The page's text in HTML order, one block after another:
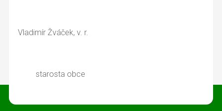
Vladimír Žváček, v. r.
starosta obce